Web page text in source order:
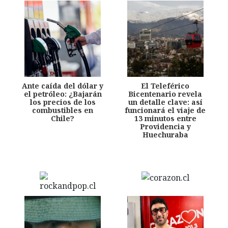
Ante caída del dólar y
el petróleo: ¿Bajarán
los precios de los
combustibles en
Chile?
El Teleférico
Bicentenario revela
un detalle clave: así
funcionará el viaje de
13 minutos entre
Providencia y
Huechuraba